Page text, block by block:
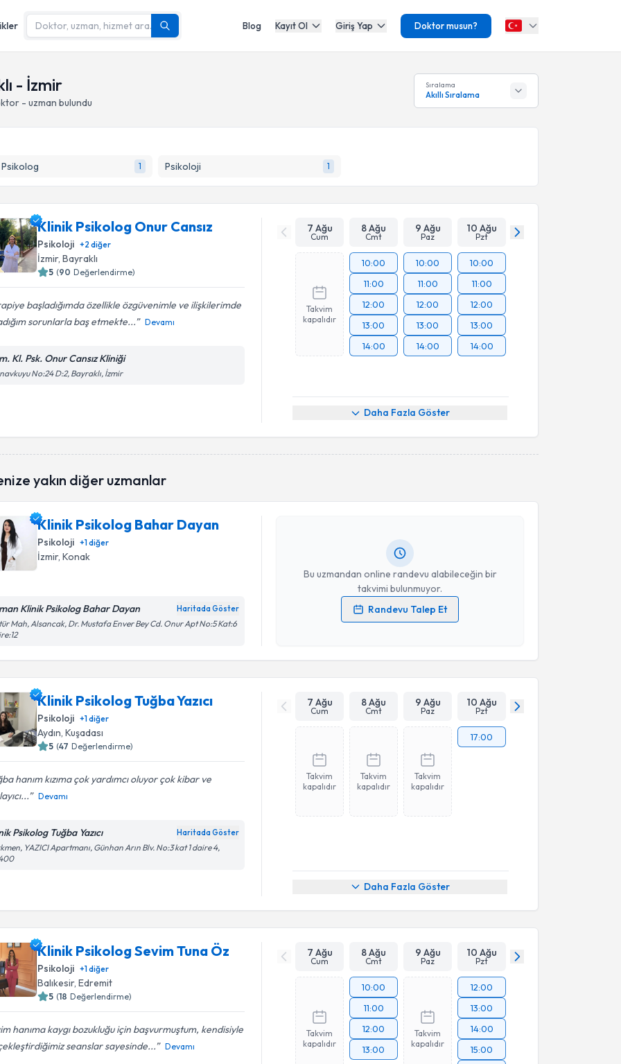
Blog Kayıt Ol Giriş Yap Doktor musun?
- İzmir
- uzman bulundu
Sıralama
Akıllı Sıralama
1 Psikoloji 1
Klinik Psikolog Onur Cansız
Psikoloji +2 diğer
İzmir, Bayraklı
5 (90 Değerlendirme)
başladığımda özellikle özgüvenimle ve ilişkilerimde
sorunlarla baş etmekte...
Devamı
Kl. Psk. Onur Cansız Kliniği
No:24 D:2, Bayraklı, İzmir
7 Ağu
Cum
8 Ağu
Cmt
9 Ağu
Paz
10 Ağu
Pzt
Takvim
kapalıdır
10:00
11:00
12:00
13:00
14:00
10:00
11:00
12:00
13:00
14:00
10:00
11:00
12:00
13:00
14:00
Daha Fazla Göster
yakın diğer uzmanlar
Klinik Psikolog Bahar Dayan
Psikoloji +1diğer
İzmir, Konak
Klinik Psikolog Bahar Dayan Haritada Göster
Mah, Alsancak, Dr. Mustafa Enver Bey Cd. Onur Apt No:5 Kat:6
Bu uzmandan online randevu alabileceğin bir
takvimi bulunmuyor.
Randevu Talep Et
Randevu Takvimi Talebi
Klinik Psikolog Bahar Dayaniçin randevu takvimi talebi
oluşturun. Size bu uzmandan randevu almanız için bir takvim
Kişisel verilerimin işlenmesine ilişkinAydınlatma Metni
Klinik Psikolog Tuğba Yazıcı
Psikoloji +1diğer
Aydın , Kuşadası
5 (47 Değerlendirme)
hanım kızıma çok yardımcı oluyor çok kibar ve
Devamı
Psikolog Tuğba Yazıcı Haritada Göster
YAZICI Apartmanı, Günhan Arın Blv. No:3 kat 1 daire 4,
7 Ağu
Cum
8 Ağu
Cmt
9 Ağu
Paz
10 Ağu
Pzt
Takvim
kapalıdır
Takvim
kapalıdır
Takvim
kapalıdır
17:00
Daha Fazla Göster
Klinik Psikolog Sevim Tuna Öz
Psikoloji +1diğer
Balıkesir, Edremit
5 (18 Değerlendirme)
hanıma kaygı bozukluğu için başvurmuştum, kendisiyle
seanslar sayesinde...
Devamı
7 Ağu
Cum
8 Ağu
Cmt
9 Ağu
Paz
10 Ağu
Pzt
Takvim
kapalıdır
10:00
11:00
12:00
13:00
Takvim
kapalıdır
12:00
13:00
14:00
15:00